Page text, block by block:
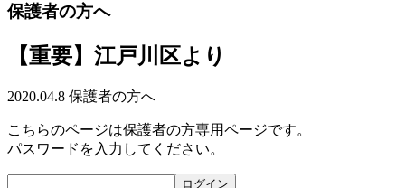
保護者の方へ
【重要】江戸川区より
2020.04.8 保護者の方へ
こちらのページは保護者の方専用ページです。
パスワードを入力してください。